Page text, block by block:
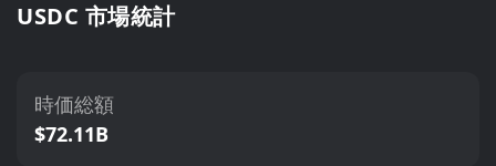
USDC 市場統計
時価総額
$72.11B